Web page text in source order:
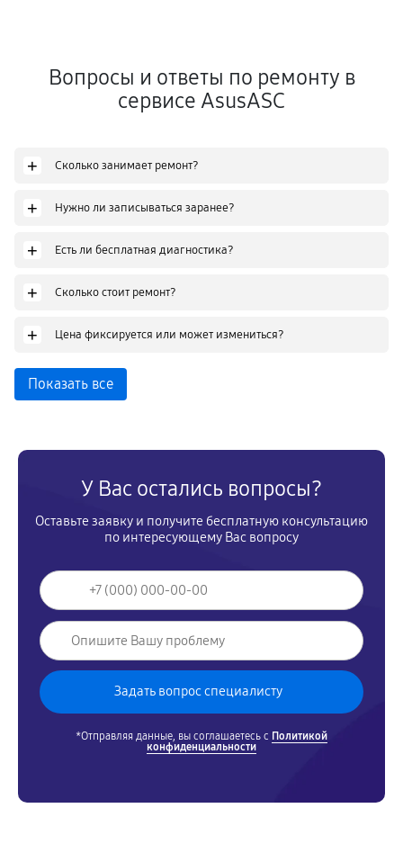
Вопросы и ответы по ремонту в
сервисе AsusASC
+ Сколько занимает ремонт?
+ Нужно ли записываться заранее?
+ Есть ли бесплатная диагностика?
+ Сколько стоит ремонт?
+ Цена фиксируется или может измениться?
Показать все
У Вас остались вопросы?
Оставьте заявку и получите бесплатную консультацию
по интересующему Вас вопросу
*Отправляя данные, вы соглашаетесь с Политикой
конфиденциальности